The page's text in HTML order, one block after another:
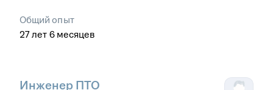
Общий опыт
27лет 6 месяцев
Инженер ПТО